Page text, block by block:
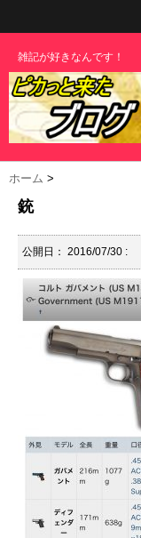
雑記が好きなんです！
ホーム >
銃
公開日： 2016/07/30 :